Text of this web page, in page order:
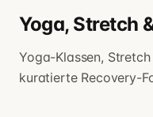
Yoga, Stretch
Yoga-Klassen,
kuratierte Recovery-